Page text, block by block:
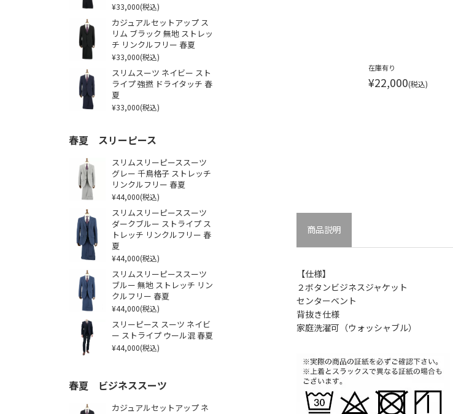
在庫有り
¥22,000(税込)
商品説明
【仕様】
２ボタンビジネスジャケット
センターベント
背抜き仕様
家庭洗濯可（ウォッシャブル）
¥33,000(税込)
カジュアルセットアップ ス
リム ブラック 無地 ストレッ
チ リンクルフリー 春夏
¥33,000(税込)
スリムスーツ ネイビー スト
ライプ 強撚 ドライタッチ 春
夏
¥33,000(税込)
春夏 スリーピース
スリムスリーピーススーツ
グレー 千鳥格子 ストレッチ
リンクルフリー 春夏
¥44,000(税込)
スリムスリーピーススーツ
ダークブルー ストライプ ス
トレッチ リンクルフリー 春
夏
¥44,000(税込)
スリムスリーピーススーツ
ブルー 無地 ストレッチ リン
クルフリー 春夏
¥44,000(税込)
スリーピース スーツ ネイビ
ー ストライプ ウール混 春夏
¥44,000(税込)
春夏 ビジネススーツ
カジュアルセットアップ ネ